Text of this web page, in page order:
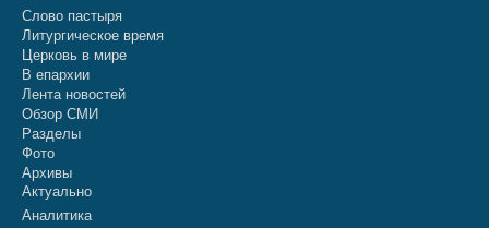
Слово пастыря
Литургическое время
Церковь в мире
В епархии
Лента новостей
Обзор СМИ
Разделы
Фото
Архивы
Актуально
Аналитика